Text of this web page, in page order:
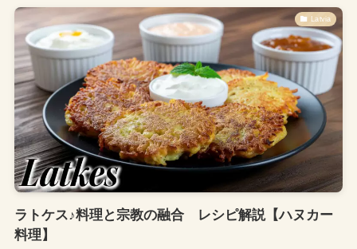
Latvia
ラトケス♪料理と宗教の融合 レシピ解説【ハヌカー
料理】